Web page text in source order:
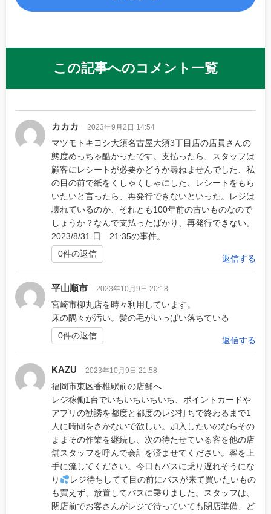
この記事へのコメント一覧
カカカ 2023年9月2日 14:54
マツモトキヨシ大須名古屋大須3丁目店の店員さんの
態度めっちゃ酷かったです。支払ったら、スタッフは
顧客にレシートが必要かどうか尋ねませんでした、私
の目の前で紙をくしゃくしゃにした、レシートをもら
いたいと言ったら、再発行できないといった。レジは
壊れているのか、それとも100年前の古いものなので
しょうか？なんで支払ったばかり、再発行できない。
2023/8/31 日 21:35の事件。
返信する
0件の返信
平山順市 2023年10月9日 20:18
宮崎市柳丸店を時々利用しています。
床の隅々が汚い。髪の毛がいっぱい落ちている
返信する
0件の返信
KAZU 2023年10月9日 21:58
福岡市東区香椎駅前の店舗へ
レジ稼働1台でいちいちいちいち、ポイントカードや
アプリの勧誘を都度と都度のレジ打ちで終わるまで1
人に時間をさかないで欲しい。加入したいのならその
ままその作業を継続し、次の待たせている客を他の店
舗スタッフを呼んで会計を済ませてください。客を上
手に流してください。今日もバスに乗り遅れそうにな
り
レジ待ちしてて目の前にバスが来て買いたいもの
も買えず、放置してバスに乗りました。スタッフは、
閉店前でお客さんがレジで待っていても閉店準備、ど